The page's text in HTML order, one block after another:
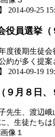
2014-09-25
役員選挙（
度後期生徒会
約が多く提案
2014-09-19
９月８日、
先生、渡辺峨
、生徒たち